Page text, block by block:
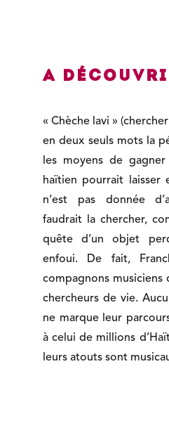
A
« Chèche lavi »
en deux seuls mots la
les moyens de
haïtien pourrait laisser
n’est pas donnée
faudrait la chercher,
quête d’un objet
enfoui. De fait,
compagnons musiciens
chercheurs de vie.
ne marque leur
à celui de millions
leurs atouts sont